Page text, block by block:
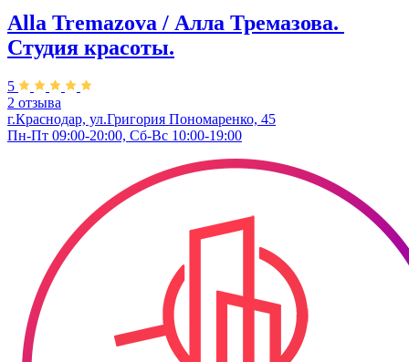
Alla Tremazova / Алла Тремазова. ​
Студия красоты.
5
2 отзыва
г.Краснодар, ул.​Григория Пономаренко, 45
Пн-Пт 09:00-20:00, Сб-Вс 10:00-19:00